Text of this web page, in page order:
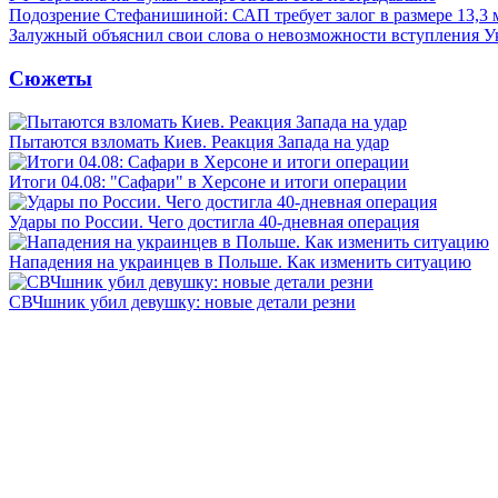
Подозрение Стефанишиной: САП требует залог в размере 13,3
Залужный объяснил свои слова о невозможности
Сюжеты
Пытаются взломать Киев. Реакция Запада на удар
Итоги 04.08: "Сафари" в Херсоне и итоги операции
Удары по России. Чего достигла 40-дневная операция
Нападения на украинцев в Польше. Как изменить ситуацию
СВЧшник убил девушку: новые детали резни